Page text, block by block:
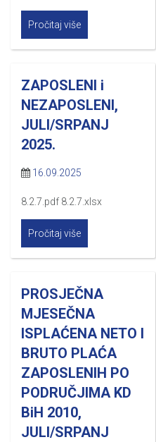
Pročitaj više
ZAPOSLENI i
NEZAPOSLENI,
JULI/SRPANJ
2025.
16.09.2025
8.2.7.pdf 8.2.7.xlsx
Pročitaj više
PROSJEČNA
MJESEČNA
ISPLAĆENA NETO I
BRUTO PLAĆA
ZAPOSLENIH PO
PODRUČJIMA KD
BiH 2010,
JULI/SRPANJ